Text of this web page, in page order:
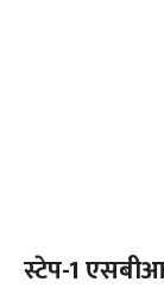
स्टेप-1